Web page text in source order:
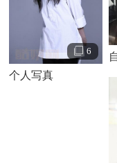
李甄
6
个人写真